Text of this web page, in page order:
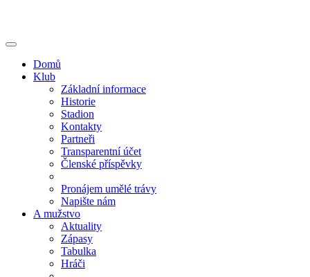
hlavnímu
Toggle
navigationDomů
Klub
Základní informace
Historie
Stadion
Kontakty
Partneři
Transparentní účet
Členské příspěvky
Pronájem umělé trávy
Napište nám
A mužstvo
Aktuality
Zápasy
Tabulka
Hráči